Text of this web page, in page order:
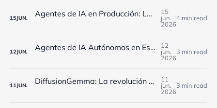
15JUN. Agentes de IA en Producción: Los Retos de Monitorización que Enfrentan las Empresas Españolas en 2025
15
jun.
2026
4 min read
12JUN. Agentes de IA Autónomos en España: Cómo Implementarlos Estratégicamente en 2025
12
jun.
2026
3 min read
11JUN. DiffusionGemma: La revolución de Google que reduce 4x los costes de IA para empresas españolas
11
jun.
2026
3 min read